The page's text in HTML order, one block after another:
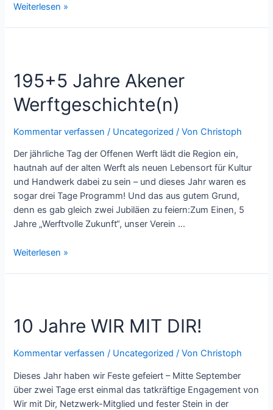
Lebende
Weiterlesen »
195+5 Jahre Akener
Werftgeschichte(n)
Kommentar verfassen / Uncategorized / VonChristoph
Der jährliche Tag der Offenen Werft lädt die Region ein,
hautnah auf der alten Werft als neuen Lebensort für Kultur
und Handwerk dabei zu sein – und dieses Jahr waren es
sogar drei Tage Programm! Und das aus gutem Grund,
denn es gab gleich zwei Jubiläen zu feiern:Zum Einen, 5
Jahre „Werftvolle Zukunft“, unser Verein …
195+5
Weiterlesen »
10 Jahre WIR MIT DIR!
Kommentar verfassen / Uncategorized / VonChristoph
Dieses Jahr haben wir Feste gefeiert – Mitte September
über zwei Tage erst einmal das tatkräftige Engagement von
Wir mit Dir, Netzwerk-Mitglied und fester Stein in der